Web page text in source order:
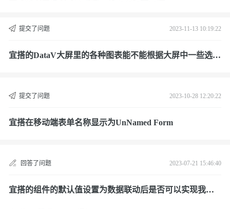
提交了问题 2023-11-13 10:19:22
宜搭的DataV大屏里的各种图表能不能根据大屏中一些选择
提交了问题 2023-10-28 12:20:22
宜搭在移动端表单名称显示为UnNamed Form
回答了问题 2023-07-21 15:46:40
宜搭的组件的默认值设置为数据联动后是否可以实现我不